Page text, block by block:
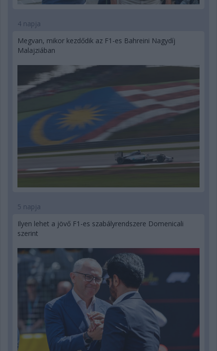
4 napja
Megvan, mikor kezdődik az F1-es Bahreini Nagydíj
Malajziában
5 napja
Ilyen lehet a jövő F1-es szabályrendszere Domenicali
szerint